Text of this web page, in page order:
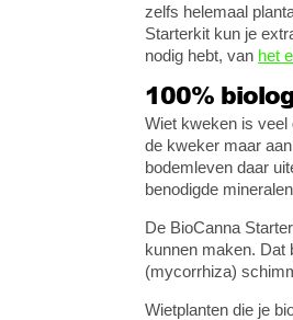
zelfs helemaal
Starterkit kun je
nodig hebt, van het
100%
Wiet kweken is veel
de kweker maar
bodemleven daar
benodigde
De BioCanna
kunnen maken. Dat
(mycorrhiza)
Wietplanten die je